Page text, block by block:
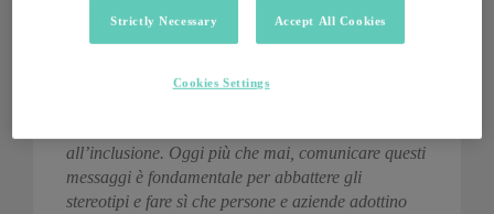
ai valori e agli ideali che The Adecco Group Italia
all’inclusione. Oggi più che mai, comunicare questi
messaggi è fondamentale per abbattere gli
stereotipi e fare sì che persone e aziende adottino
Strictly Necessary Accept All Cookies
Cookies Settings